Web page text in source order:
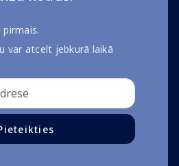
pirmais.
var atcelt jebkurā laikā